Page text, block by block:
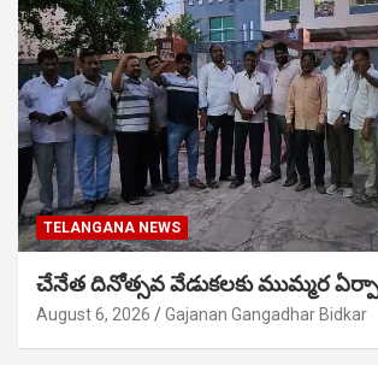
TELANGANA NEWS
చేనేత దినోత్సవ వేడుకలకు ముమ్మర
August 6, 2026 Gajanan Gangadhar Bidkar